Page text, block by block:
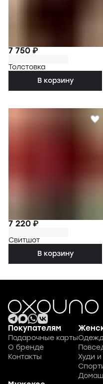
7 750 ₽
Толстовка
В корзину
7 220 ₽
Свитшот
В корзину
Покупателям
Подарочные карты
О бренде
Контакты
Худи